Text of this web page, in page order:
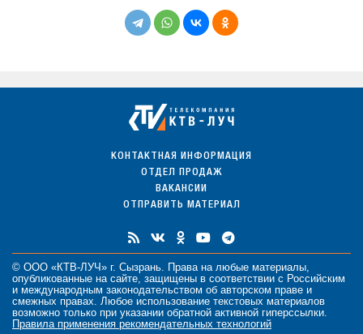
КОНТАКТНАЯ ИНФОРМАЦИЯ
ОТДЕЛ ПРОДАЖ
ВАКАНСИИ
ОТПРАВИТЬ МАТЕРИАЛ
© ООО «КТВ-ЛУЧ» г. Сызрань. Права на любые материалы
опубликованные на сайте, защищены в соответствии с Российским
и международным законодательством об авторском праве и
смежных правах. Любое использование текстовых материалов
возможно только при указании обратной активной гиперссылки.
Правила применения рекомендательных технологий